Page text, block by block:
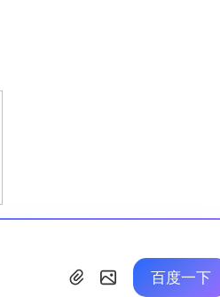
百度一下